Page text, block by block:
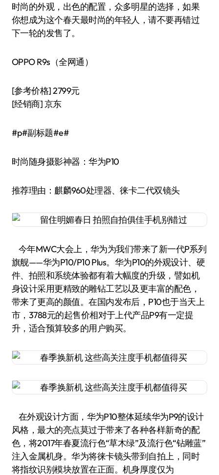
时尚的外观，出色的配置，众多明星的选择，如果
你想成为这个春天最时尚的年轻人，请不要再错过
下一轮的发售了。
OPPO R9s（全网通）
[参考价格] 2799元
[经销商] 京东
#p#副标题#e#
时尚随身摄影神器：华为P10
推荐理由：麒麟960处理器、徕卡二代双镜头
今年MWC大会上，华为为我们带来了新一代P系列
旗舰——华为P10/P10 Plus。华为P10的外观设计、硬
件、拍照和系统体验都有着大幅度的升级，譬如机
身设计采用更精致的雕钻工艺以及更丰富的配色，
带来了更高的颜值。在国内发布后，P10也于当天上
市，3788元的起售价相对于上代产品P9有一定提
升，适合预算较多的用户购买。
在外观设计方面，华为P10整体延续华为P9的设计
风格，最大的亮点莫过于带来了各种各样新奇的配
色，将2017年春夏流行色“草木绿”及流行色“钻雕蓝”
注入金属机身。华为将徕卡镜头带到自拍上，同时
将指纹识别模块放置在正面。机身厚度仅为